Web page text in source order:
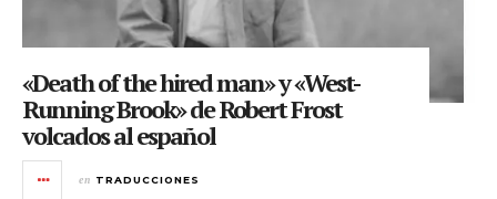
«Death of the hired man» y «West-
Running Brook» de Robert Frost
volcados al español
en TRADUCCIONES